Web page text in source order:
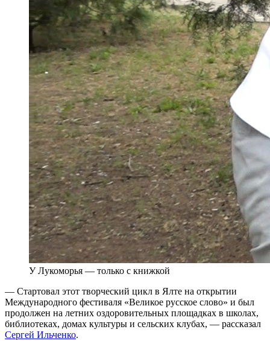
У Лукоморья — только с книжкой
— Стартовал этот творческий цикл в Ялте на открытии
Международного фестиваля «Великое русское слово» и был
продолжен на летних оздоровительных площадках в школах,
библиотеках, домах культуры и сельских клубах, — рассказал
Сергей Ильченко.